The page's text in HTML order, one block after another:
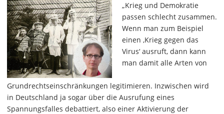
„Krieg und Demokratie
passen schlecht zusammen.
Wenn man zum Beispiel
einen ‚Krieg gegen das
Virus‘ ausruft, dann kann
man damit alle Arten von
Grundrechtseinschränkungen legitimieren. Inzwischen wird
in Deutschland ja sogar über die Ausrufung eines
Spannungsfalles debattiert, also einer Aktivierung der